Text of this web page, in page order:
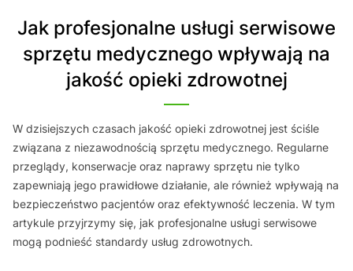
Jak profesjonalne usługi serwisowe
sprzętu medycznego wpływają na
jakość opieki zdrowotnej
W dzisiejszych czasach jakość opieki zdrowotnej jest ściśle
związana z niezawodnością sprzętu medycznego. Regularne
przeglądy, konserwacje oraz naprawy sprzętu nie tylko
zapewniają jego prawidłowe działanie, ale również wpływają na
bezpieczeństwo pacjentów oraz efektywność leczenia. W tym
artykule przyjrzymy się, jak profesjonalne usługi serwisowe
mogą podnieść standardy usług zdrowotnych.